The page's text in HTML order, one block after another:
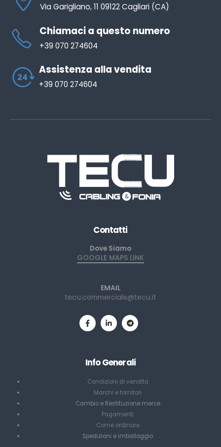
Via Garigliano, 11 09122 Cagliari (CA)
Chiamaci a questo numero
+39 070 274604
Assistenza alla vendita
+39 070 274604
Contatti
Dove Siamo
GOOGLE MAPS LINK
EMAIL
tecu.commerciale@tecu.it
Info Generali
Condizioni di vendita
Marchi e fornitori
Cambio e Restituzione merce
Pagamenti
Come ordinare
Spedizioni e imballaggio